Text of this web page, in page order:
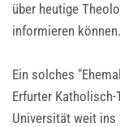
über heutige
informieren können.
Ein solches
Erfurter
Universität weit ins